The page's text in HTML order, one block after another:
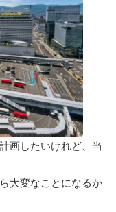
画したいけれど、当
大変なことになるか